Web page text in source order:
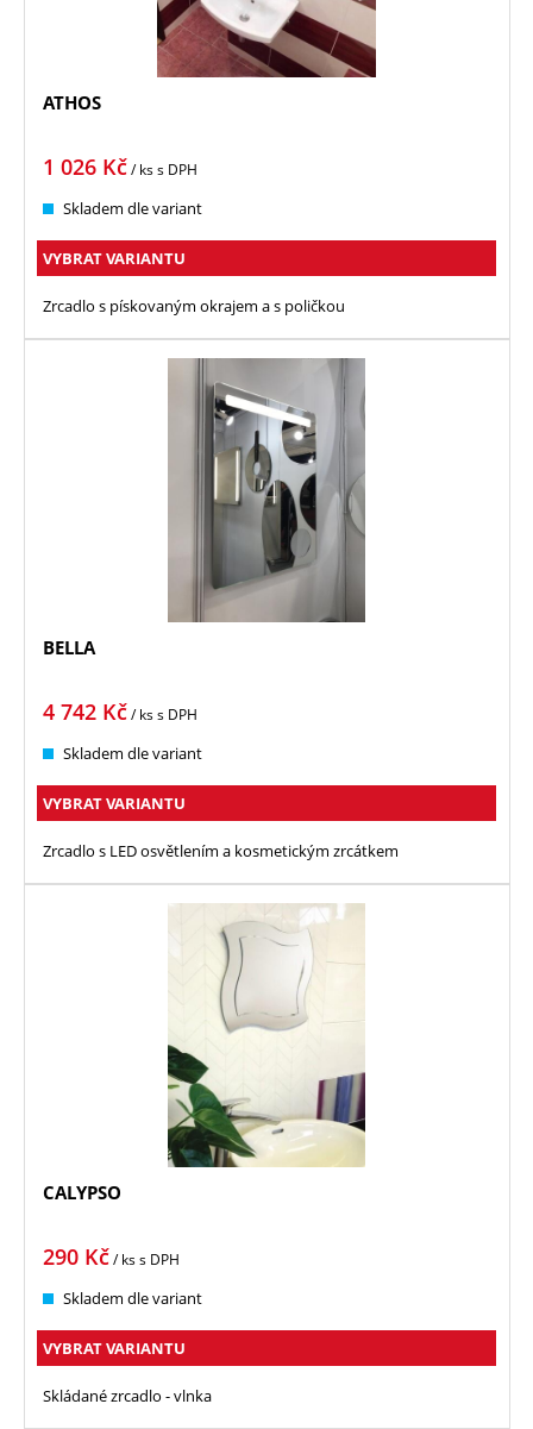
ATHOS
1 026 Kč/ kss DPH
Skladem dle variant
VYBRAT VARIANTU
Zrcadlo s pískovaným okrajem a s poličkou
BELLA
4 742 Kč/ kss DPH
Skladem dle variant
VYBRAT VARIANTU
Zrcadlo s LED osvětlením a kosmetickým zrcátkem
CALYPSO
290 Kč/ kss DPH
Skladem dle variant
VYBRAT VARIANTU
Skládané zrcadlo - vlnka